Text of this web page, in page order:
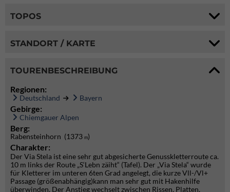
TOPOS
STANDORT / KARTE
TOURENBESCHREIBUNG
Regionen:
Deutschland Bayern
Gebirge:
Chiemgauer Alpen
Berg:
Rabensteinhorn (1373 m)
Charakter:
Der Via Stela ist eine sehr gut abgesicherte Genusskletterroute ca.
10 m links der Route „S‘Lebn zäiht“ (Tafel). Der „Via Stela“ wurde
für Kletterer im unteren 6ten Grad angelegt, die kurze Vll-/Vl+
Passage (größenabhängig)kann man sehr gut mit Hakenhilfe
überwinden. Der Anstieg wechselt zwischen Rissen, Platten,